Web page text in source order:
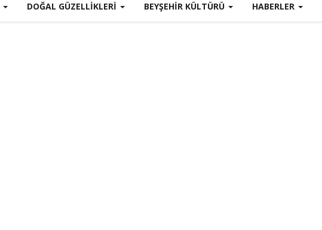
DOĞAL GÜZELLİKLERİ BEYŞEHİR KÜLTÜRÜ HABERLER